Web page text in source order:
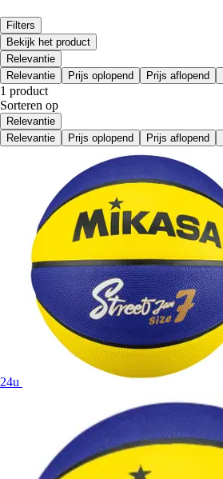
Filters
Bekijk het product
Relevantie
Relevantie
Prijs oplopend Prijs aflopend
1 product
Sorteren op
Relevantie
Relevantie
Prijs oplopend Prijs aflopend
24u